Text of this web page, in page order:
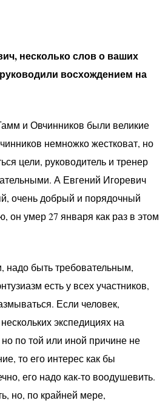
несколько слов о ваших
восхождением на
и Овчинников были великие
немножко жестковат, но
цели, руководитель и тренер
А Евгений Игоревич
очень добрый и порядочный
он умер 27 января как раз в этом
надо быть требовательным,
есть у всех участников,
Если человек,
экспедициях на
по той или иной причине не
то его интерес как бы
его надо как-то воодушевить.
но, по крайней мере,